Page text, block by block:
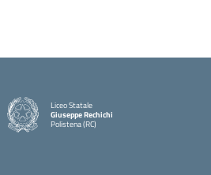
Liceo Statale
Giuseppe Rechichi
Polistena (RC)